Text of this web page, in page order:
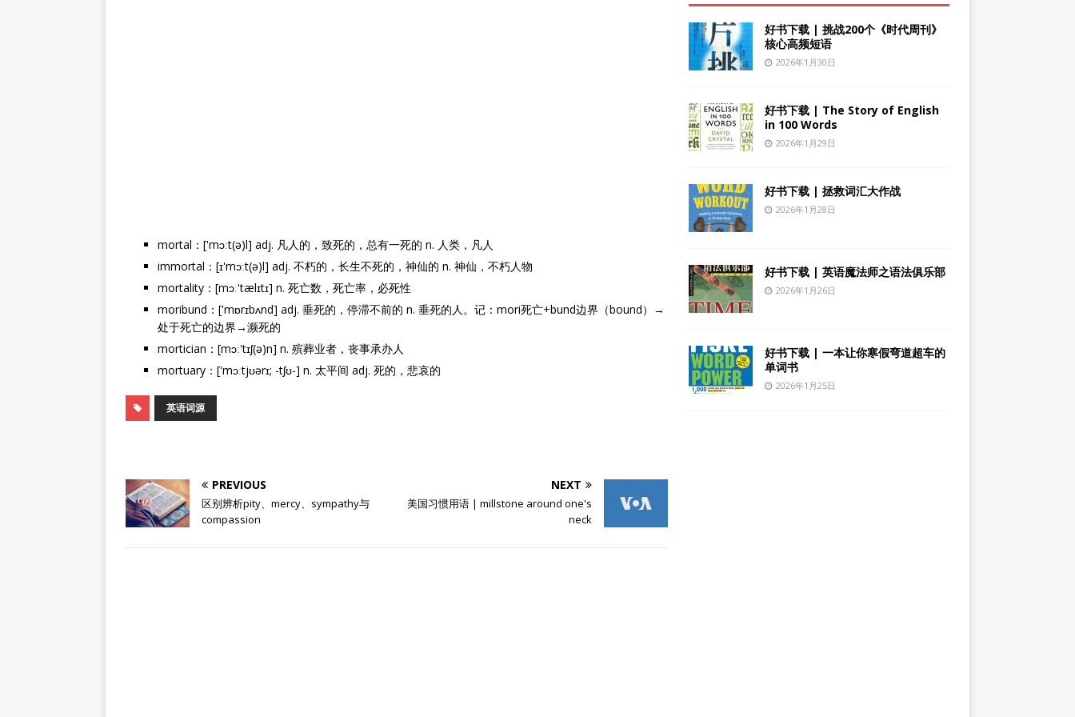
mortal：['mɔːt(ə)l] adj. 凡人的，致死的，总有一死的 n. 人类，凡人
immortal：[ɪ'mɔːt(ə)l] adj. 不朽的，长生不死的，神仙的 n. 神仙，不朽人物
mortality：[mɔː'tælɪtɪ] n. 死亡数，死亡率，必死性
moribund：['mɒrɪbʌnd] adj. 垂死的，停滞不前的 n. 垂死的人。记：mori死亡+bund边界（bound）→
处于死亡的边界→濒死的
mortician：[mɔː'tɪʃ(ə)n] n. 殡葬业者，丧事承办人
mortuary：['mɔːtjʊərɪ; -tʃʊ-] n. 太平间 adj. 死的，悲哀的
英语词源
PREVIOUS
区别辨析pity、mercy、sympathy与
compassion
NEXT
美国习惯用语 | millstone around one's
neck
好书下载 | 挑战200个《时代周刊》
核心高频短语
2026年1月30日
好书下载 | The Story of English
in 100 Words
2026年1月29日
好书下载 | 拯救词汇大作战
2026年1月28日
好书下载 | 英语魔法师之语法俱乐部
2026年1月26日
好书下载 | 一本让你寒假弯道超车的
单词书
2026年1月25日